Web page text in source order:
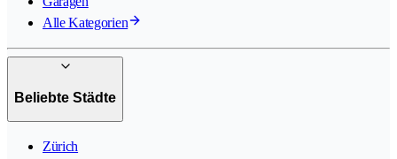
Alle Kategorien
Beliebte Städte
Zürich